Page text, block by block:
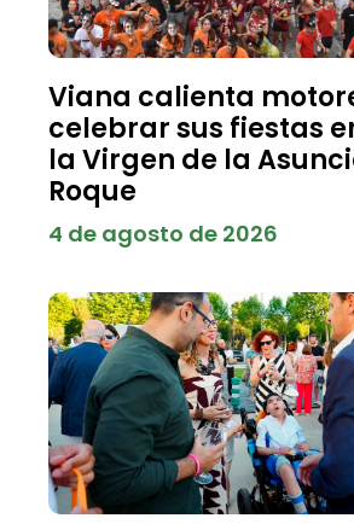
Viana calienta
celebrar sus fiestas
la Virgen de la
Roque
4 de agosto de 2026